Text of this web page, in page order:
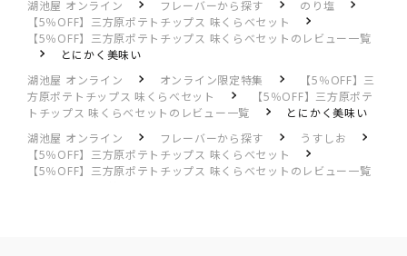
湖池屋 オンライン フレーバーから探す
のり塩
【5％OFF】三方原ポテトチップス 味くらべセット
【5％OFF】三方原ポテトチップス 味くらべセットのレビュー一覧
とにかく美味い
湖池屋 オンライン
オンライン限定特集
【5％OFF】三
方原ポテトチップス 味くらべセット
【5％OFF】三方原ポテ
トチップス 味くらべセットのレビュー一覧
とにかく美味い
湖池屋 オンライン
フレーバーから探す
うすしお
【5％OFF】三方原ポテトチップス 味くらべセット
【5％OFF】三方原ポテトチップス 味くらべセットのレビュー一覧